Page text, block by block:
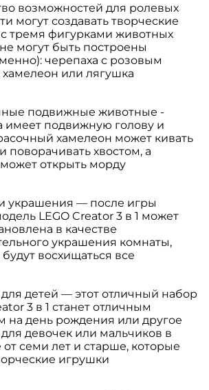
возможностей для ролевых
могут создавать творческие
тремя фигурками животных
могут быть построены
черепаха с розовым
хамелеон или лягушка
подвижные животные -
имеет подвижную голову и
хамелеон может кивать
поворачивать хвостом, а
открыть морду
украшения — после игры
LEGO Creator 3 в 1 может
в качестве
украшения комнаты,
восхищаться все
детей — этот отличный набор
3 в 1 станет отличным
на день рождения или другое
девочек или мальчиков в
от семи лет и старше, которые
игрушки